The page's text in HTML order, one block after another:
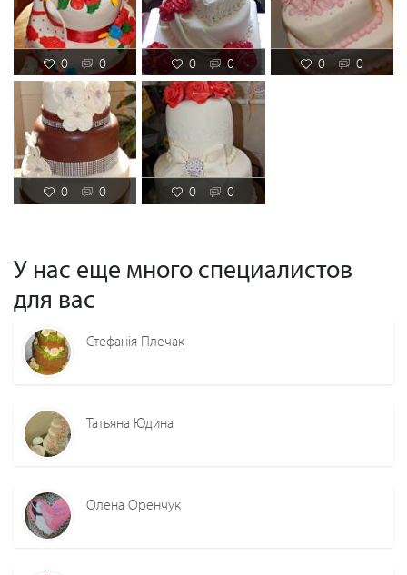
0 0 0 0 0 0
0 0 0 0
У нас еще много специалистов
для вас
Стефанія Плечак
Татьяна Юдина
Олена Оренчук